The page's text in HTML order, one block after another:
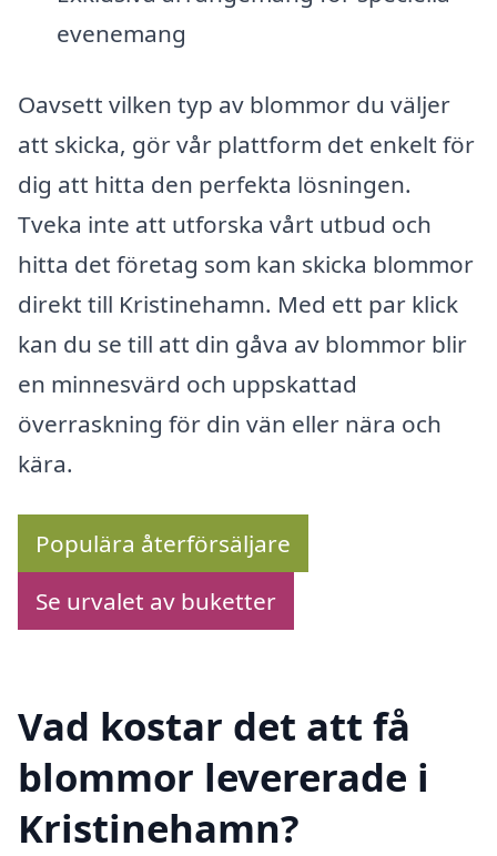
evenemang
Oavsett vilken typ av blommor du väljer
att skicka, gör vår plattform det enkelt för
dig att hitta den perfekta lösningen.
Tveka inte att utforska vårt utbud och
hitta det företag som kan skicka blommor
direkt till Kristinehamn. Med ett par klick
kan du se till att din gåva av blommor blir
en minnesvärd och uppskattad
överraskning för din vän eller nära och
kära.
Populära återförsäljare
Se urvalet av buketter
Vad kostar det att få
blommor levererade i
Kristinehamn?